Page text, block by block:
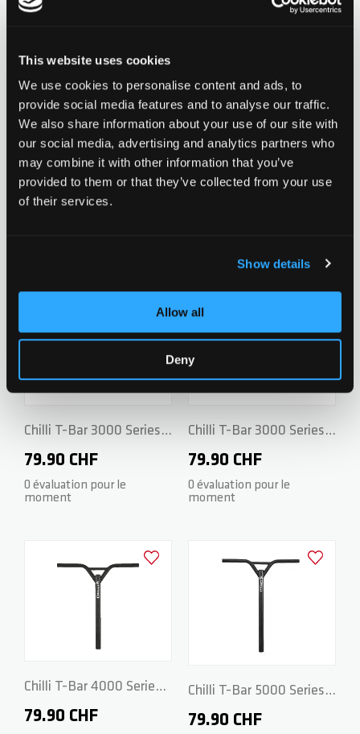
This website uses cookies
We use cookies to personalise content and ads, to
provide social media features and to analyse our traffic.
We also share information about your use of our site with
our social media, advertising and analytics partners who
may combine it with other information that you’ve
provided to them or that they’ve collected from your use
of their services.
Show details
Allow all
Deny
Nouveau
Chilli T-Bar Reaper
Venom Series -
79.90 CHF
Nouveau
Chilli T-Bar Reaper
Chilli T-Bar 3000 Series -
CrMo 48/48cm - Black
79.90 CHF
0 évaluation pour le
moment
Chilli T-Bar 3000 Series -
CrMo 48/48cm - Grey
79.90 CHF
0 évaluation pour le
moment
Chilli T-Bar 4000 Series -
CrMo 53/50cm - Black
79.90 CHF
Ajouter à la liste d'achats
Chilli T-Bar 5000 Series -
CrMo 60/50cm - Black
79.90 CHF
Ajouter à